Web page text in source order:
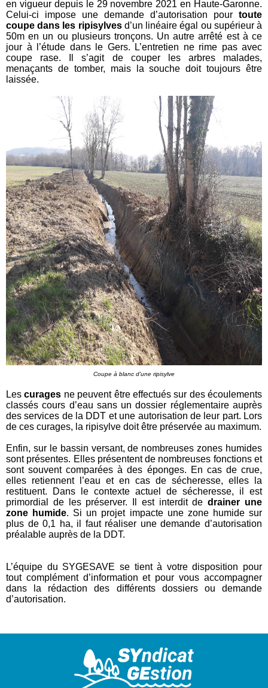
en vigueur depuis le 29 novembre 2021 en Haute-Garonne.
Celui-ci impose une demande d’autorisation pour toute
coupe dans les ripisylvesd’un linéaire égal ou supérieur à
50m en un ou plusieurs tronçons. Un autre arrêté est à ce
jour à l’étude dans le Gers. L’entretien ne rime pas avec
coupe rase. Il s’agit de couper les arbres malades,
menaçants de tomber, mais la souche doit toujours être
laissée.
Coupe à blanc d'une ripisylve
Lescurages ne peuvent être effectués sur des écoulements
classés cours d’eau sans un dossier réglementaire auprès
des services de la DDT et une autorisation de leur part. Lors
de ces curages, la ripisylve doit être préservée au maximum.
Enfin, sur le bassin versant, de nombreuses zones humides
sont présentes. Elles présentent de nombreuses fonctions et
sont souvent comparées à des éponges. En cas de crue,
elles retiennent l’eau et en cas de sécheresse, elles la
restituent. Dans le contexte actuel de sécheresse, il est
primordial de les préserver. Il est interdit dedrainer une
zone humide. Si un projet impacte une zone humide sur
plus de 0,1 ha, il faut réaliser une demande d’autorisation
préalable auprès de la DDT.
L’équipe du SYGESAVE se tient à votre disposition pour
tout complément d’information et pour vous accompagner
dans la rédaction des différents dossiers ou demande
d’autorisation.